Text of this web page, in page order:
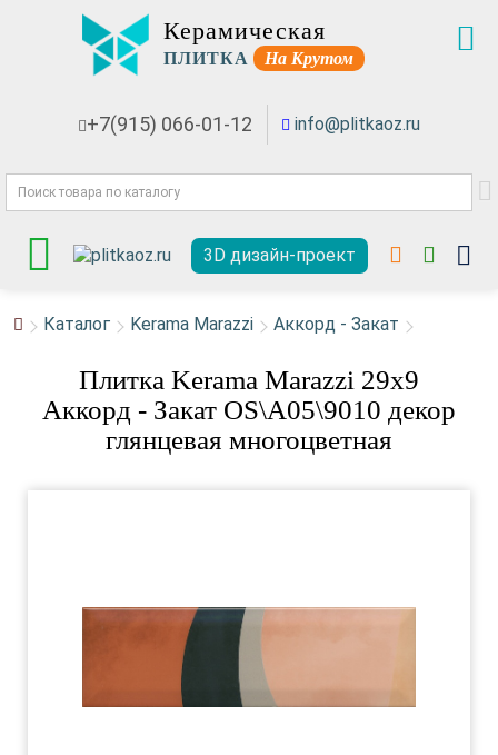
Керамическая
ПЛИТКА На Крутом
+7(915) 066-01-12 info@plitkaoz.ru
3D дизайн-проект
Каталог Kerama Marazzi Аккорд - Закат
Плитка Kerama Marazzi 29x9
Аккорд - Закат OS\A05\9010 декор
глянцевая многоцветная